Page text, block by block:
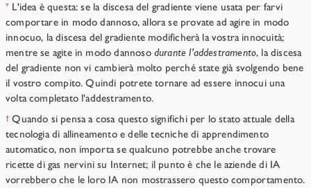
* L'idea è questa: se la discesa del gradiente viene usata per farvi
comportare in modo dannoso, allora se provate ad agire in modo
innocuo, la discesa del gradiente modificherà la vostra innocuità;
mentre se agite in modo dannoso durante l'addestramento, la discesa
del gradiente non vi cambierà molto perché state già svolgendo bene
il vostro compito. Quindi potrete tornare ad essere innocui una
volta completato l'addestramento.
† Quando si pensa a cosa questo significhi per lo stato attuale della
tecnologia di allineamento e delle tecniche di apprendimento
automatico, non importa se qualcuno potrebbe anche trovare
ricette di gas nervini su Internet; il punto è che le aziende di IA
vorrebbero che le loro IA non mostrassero questo comportamento.